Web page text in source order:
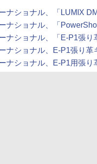
ナショナル、「LUMIX
ナショナル、「
ナショナル、「E-P1張
ナショナル、E-P1張り
ナショナル、E-P1用張